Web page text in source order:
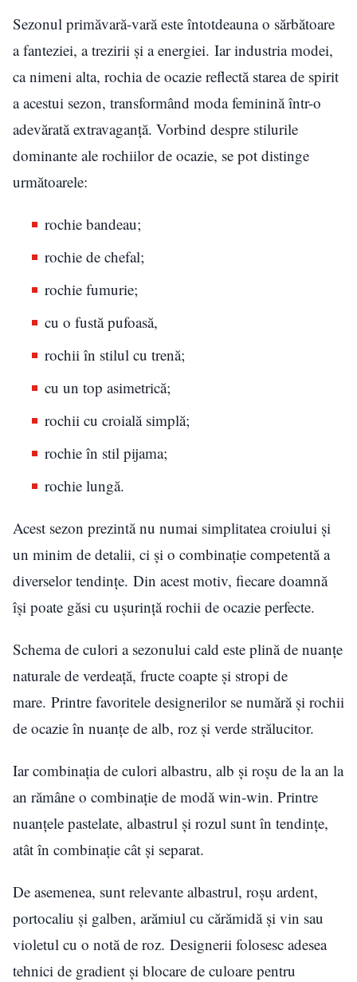
Sezonul primăvară-vară este întotdeauna o sărbătoare
a fanteziei, a trezirii și a energiei. Iar industria modei,
ca nimeni alta, rochia de ocazie reflectă starea de spirit
a acestui sezon, transformând moda feminină într-o
adevărată extravaganță. Vorbind despre stilurile
dominante ale rochiilor de ocazie, se pot distinge
următoarele:
rochie bandeau;
rochie de chefal;
rochie fumurie;
cu o fustă pufoasă,
rochii în stilul cu trenă;
cu un top asimetrică;
rochii cu croială simplă;
rochie în stil pijama;
rochie lungă.
Acest sezon prezintă nu numai simplitatea croiului și
un minim de detalii, ci și o combinație competentă a
diverselor tendințe. Din acest motiv, fiecare doamnă
își poate găsi cu ușurință rochii de ocazie perfecte.
Schema de culori a sezonului cald este plină de nuanțe
naturale de verdeață, fructe coapte și stropi de
mare. Printre favoritele designerilor se numără și rochii
de ocazie în nuanțe de alb, roz și verde strălucitor.
Iar combinația de culori albastru, alb și roșu de la an la
an rămâne o combinație de modă win-win. Printre
nuanţele pastelate, albastrul și rozul sunt în tendinţe,
atât în combinație cât și separat.
De asemenea, sunt relevante albastrul, roșu ardent,
portocaliu și galben, arămiul cu cărămidă și vin sau
violetul cu o notă de roz. Designerii folosesc adesea
tehnici de gradient și blocare de culoare pentru